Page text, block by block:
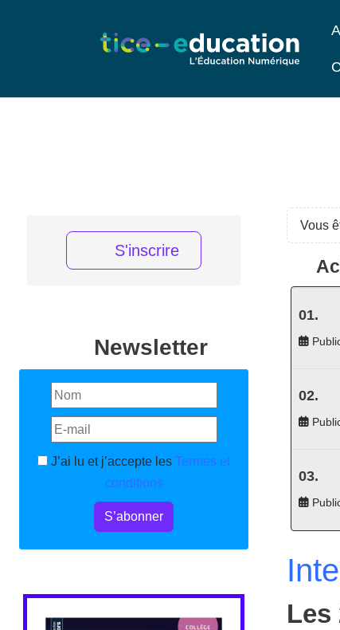
S'inscrire
Newsletter
J’ai lu et j’accepte les Termes et
conditions
S’abonner
Vous
Les